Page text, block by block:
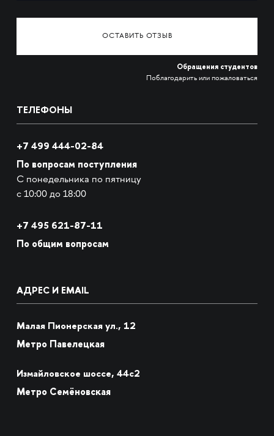
ОСТАВИТЬ ОТЗЫВ
Обращения студентов
Поблагодарить или пожаловаться
ТЕЛЕФОНЫ
+7 499 444-02-84
По вопросам поступления
С понедельника по пятницу
с 10:00 до 18:00
+7 495 621-87-11
По общим вопросам
АДРЕС И EMAIL
Малая Пионерская ул., 12
Метро Павелецкая
Измайловское шоссе, 44с2
Метро Семёновская